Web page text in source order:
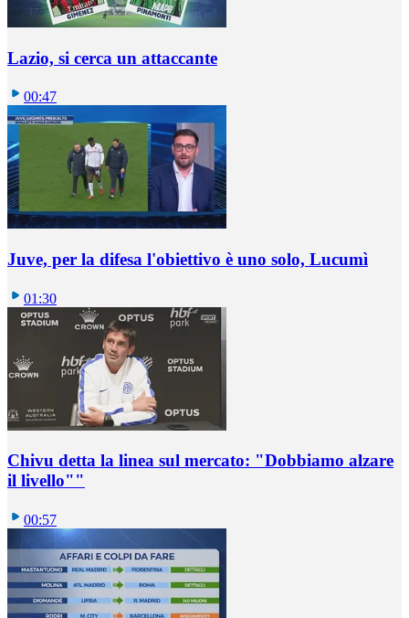
Lazio, si cerca un attaccante
00:47
Juve, per la difesa l'obiettivo è uno solo, Lucumì
01:30
Chivu detta la linea sul mercato: "Dobbiamo alzare
il livello""
00:57